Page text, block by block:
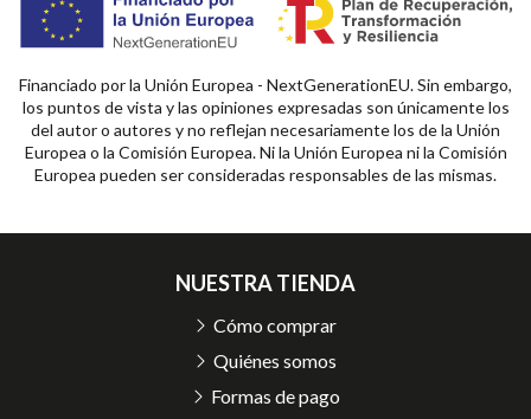
Financiado por la Unión Europea - NextGenerationEU. Sin embargo,
los puntos de vista y las opiniones expresadas son únicamente los
del autor o autores y no reflejan necesariamente los de la Unión
Europea o la Comisión Europea. Ni la Unión Europea ni la Comisión
Europea pueden ser consideradas responsables de las mismas.
NUESTRA TIENDA
Cómo comprar
Quiénes somos
Formas de pago